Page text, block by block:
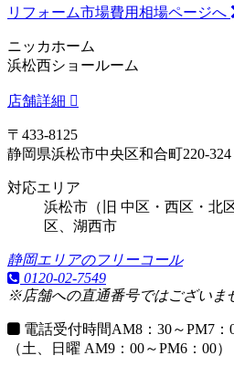
リフォーム市場費用相場ページへ
ニッカホーム
浜松西ショールーム
店舗詳細
〒433-8125
静岡県浜松市中央区和合町220-324
対応エリア
浜松市（旧 中区・西区・北
区、湖西市
静岡エリアのフリーコール
0120-02-7549
※店舗への直通番号ではございま
電話受付時間AM8：30～PM7：
（土、日曜 AM9：00～PM6：00）